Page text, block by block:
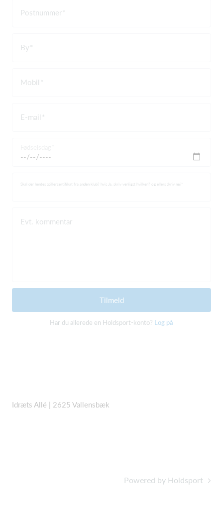
Postnummer
By
Mobil
E-mail
Skal der hentes spillercertifikat fra anden klub? hvis Ja, skriv venligst hvilken? og ellers skriv nej
Evt. kommentar
Tilmeld
Har du allerede en Holdsport-konto? Log på
Idræts Allé | 2625 Vallensbæk
Powered by Holdsport